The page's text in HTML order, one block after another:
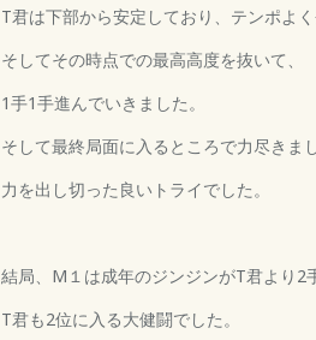
T君は下部から安定しており、テンポよく
そしてその時点での最高高度を抜いて、
1手1手進んでいきました。
そして最終局面に入るところで力尽きまし
力を出し切った良いトライでした。
結局、M１は成年のジンジンがT君より2
T君も2位に入る大健闘でした。